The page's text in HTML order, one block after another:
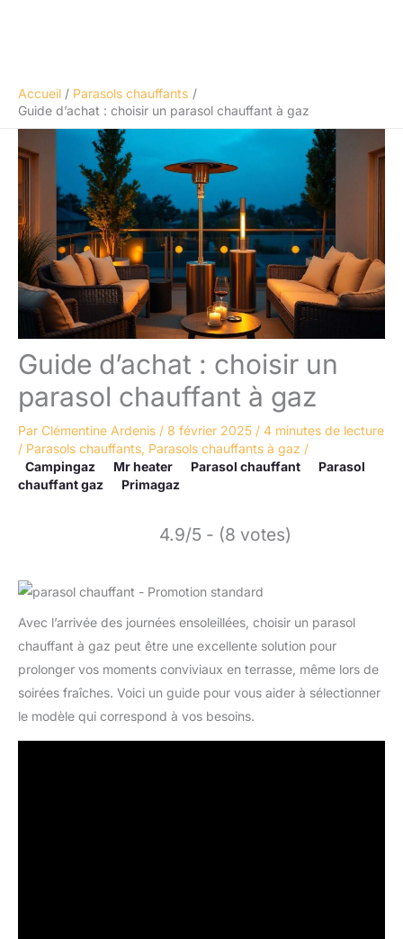
Accueil
Parasols chauffants
Guide d’achat : choisir un parasol chauffant à gaz
Guide d’achat : choisir un
parasol chauffant à gaz
Par Clémentine Ardenis / 8 février 2025 / 4 minutes de lecture
/ Parasols chauffants, Parasols chauffants à gaz /
Campingaz
Mr heater Parasol chauffant
Parasol
chauffant gaz
Primagaz
4.9/5 - (8 votes)
Avec l’arrivée des journées ensoleillées, choisir un parasol
chauffant à gaz peut être une excellente solution pour
prolonger vos moments conviviaux en terrasse, même lors de
soirées fraîches. Voici un guide pour vous aider à sélectionner
le modèle qui correspond à vos besoins.